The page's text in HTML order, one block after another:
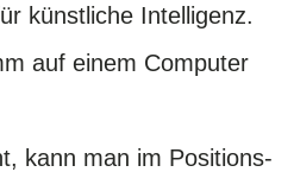
künstliche Intelligenz.
auf einem Computer
kann man im Positions-